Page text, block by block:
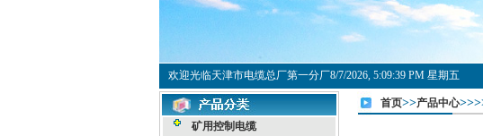
欢迎光临天津市电缆总厂第一分厂8/7/2026, 5:09:40 PM 星期五
矿用控制电缆
首页>>产品中心